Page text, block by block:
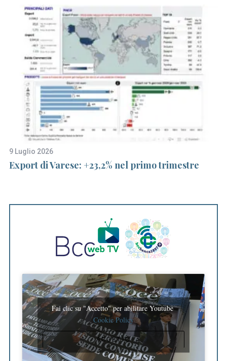
9 Luglio 2026
Export di Varese: +23,2% nel primo trimestre
Fai clic su "Accetto" per abilitare Youtube
Cookie Policy
ACCETTO